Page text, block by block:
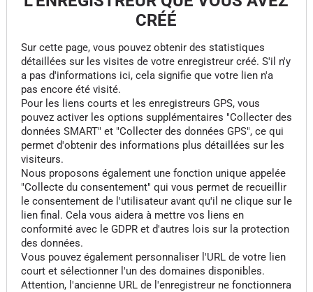
CRÉÉ
Sur cette page, vous pouvez obtenir des statistiques
détaillées sur les visites de votre enregistreur créé. S'il n'y
a pas d'informations ici, cela signifie que votre lien n'a
pas encore été visité.
Pour les liens courts et les enregistreurs GPS, vous
pouvez activer les options supplémentaires "Collecter des
données SMART" et "Collecter des données GPS", ce qui
permet d'obtenir des informations plus détaillées sur les
visiteurs.
Nous proposons également une fonction unique appelée
"Collecte du consentement" qui vous permet de recueillir
le consentement de l'utilisateur avant qu'il ne clique sur le
lien final. Cela vous aidera à mettre vos liens en
conformité avec le GDPR et d'autres lois sur la protection
des données.
Vous pouvez également personnaliser l'URL de votre lien
court et sélectionner l'un des domaines disponibles.
Attention, l'ancienne URL de l'enregistreur ne fonctionnera